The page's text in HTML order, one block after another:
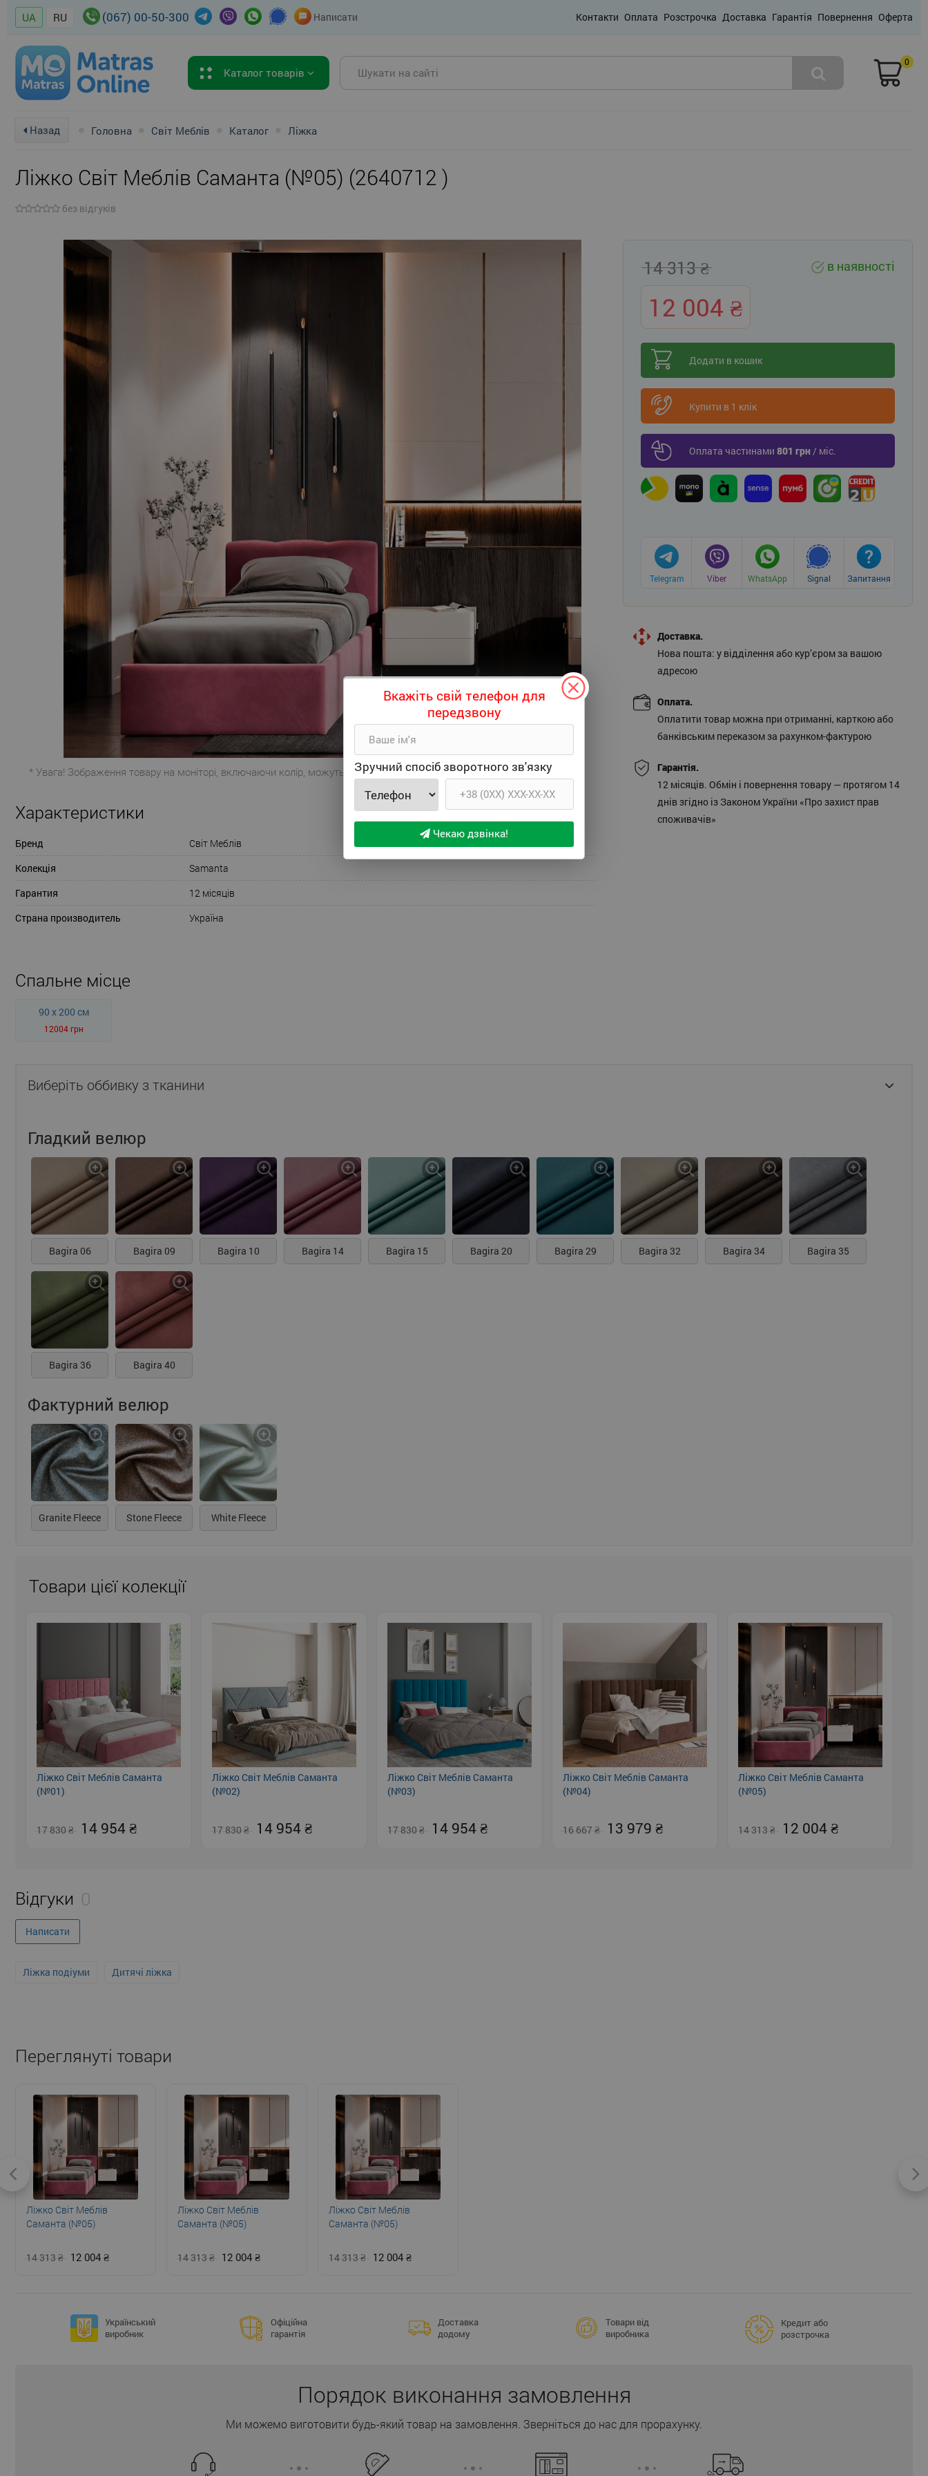
UA RU (067) 00-50-300 Написати Контакти Оплата Розстрочка Доставка Гарантія Повернення Оферта
Каталог товарів
0
Назад Головна Світ Меблів Каталог Ліжка
Ліжко Світ Меблів Саманта (№05) (2640712 )
без відгуків
* Увага! Зображення товару на моніторі, включаючи колір, можуть відрізнятися від реального зовнішнього вигляду.
Характеристики
Бренд
Світ Меблів
Колекція
Samanta
Гарантия
12 місяців
Страна производитель
Україна
14 313
12 004
в наявності
Додати в кошик
Купити в 1 клік
Оплата частинами 801 грн/ міс.
Telegram Viber WhatsApp Signal Запитання
Доставка.
Нова пошта: у відділення або кур’єром за вашою
адресою
Оплата.
Оплатити товар можна при отриманні, карткою або
банківським переказом за рахунком-фактурою
Гарантія.
12 місяців. Обмін і повернення товару — протягом 14
днів згідно із Законом України «Про захист прав
споживачів»
Спальне місце
90 x 200 см
12004 грн
Виберіть оббивку з тканини
Гладкий велюр
Bagira 06 Bagira 09 Bagira 10 Bagira 14 Bagira 15 Bagira 20 Bagira 29 Bagira 32 Bagira 34 Bagira 35
Bagira 36 Bagira 40
Фактурний велюр
Granite Fleece Stone Fleece White Fleece
Товари цієї колекції
Ліжко Світ Меблів Саманта
(№01)
17 830 14 954
Ліжко Світ Меблів Саманта
(№02)
17 830 14 954
Ліжко Світ Меблів Саманта
(№03)
17 830 14 954
Ліжко Світ Меблів Саманта
(№04)
16 667 13 979
Ліжко Світ Меблів Саманта
(№05)
14 313 12 004
Відгуки 0
Написати
Ліжка подіуми Дитячі ліжка
Переглянуті товари
Ліжко Світ Меблів
Саманта (№05)
14 313 12 004
Ліжко Світ Меблів
Саманта (№05)
14 313 12 004
Ліжко Світ Меблів
Саманта (№05)
14 313 12 004
Український
виробник
Офіційна
гарантія
Доставка
додому
Товари від
виробника
Кредит або
розстрочка
Порядок виконання замовлення
Ми можемо виготовити будь-який товар на замовлення. Зверніться до нас для прорахунку.
Вкажіть свій телефон для
передзвону
Зручний спосіб зворотного зв'язку
Чекаю дзвінка!